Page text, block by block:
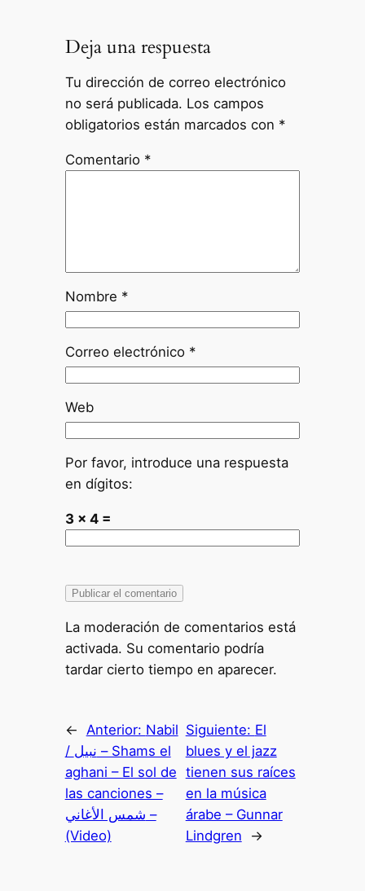
Deja una respuesta
Tu dirección de correo electrónico
no será publicada. Los campos
obligatorios están marcados con *
Comentario *
Nombre *
Correo electrónico *
Web
Por favor, introduce una respuesta
en dígitos:
3 × 4 =
La moderación de comentarios está
activada. Su comentario podría
tardar cierto tiempo en aparecer.
← Anterior: Nabil
/ نبيل – Shams el
aghani – El sol de
las canciones –
شمس الأغاني –
(Video)
Siguiente: El
blues y el jazz
tienen sus raíces
en la música
árabe – Gunnar
Lindgren
→